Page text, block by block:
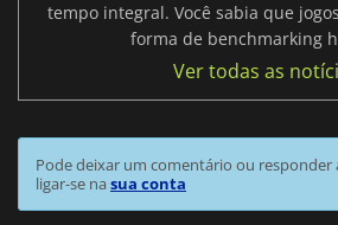
tempo integral. Você sabia que
forma de benchmarking
Ver todas as
Pode deixar um comentário ou responder
ligar-se nasua conta